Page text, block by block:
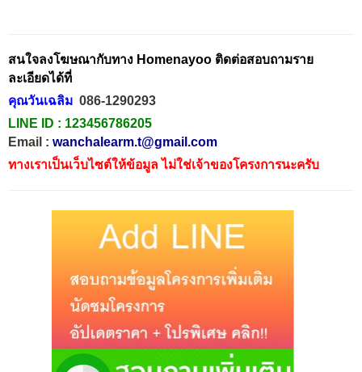
สนใจลงโฆษณากับทาง Homenayoo ติดต่อสอบถามราย
ละเอียดได้ที่
คุณวันเฉลิม 086-1290293
LINE ID : 123456786205
Email : wanchalearm.t@gmail.com
ทางเราเป็นเว็บไซต์ให้ข้อมูล ไม่ใช่เจ้าของโครงการนะครับ